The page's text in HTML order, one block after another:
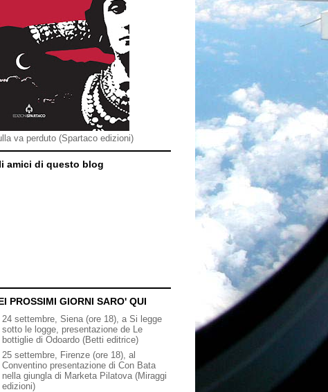
va perduto (Spartaco edizioni)
amici di questo blog
PROSSIMI GIORNI SARO' QUI
24 settembre, Siena (ore 18), a Si legge
sotto le logge, presentazione de Le
bottiglie di Odoardo (Betti editrice)
25 settembre, Firenze (ore 18), al
Conventino presentazione di Con Bata
nella giungla di Marketa Pilatova (Miraggi
edizioni)